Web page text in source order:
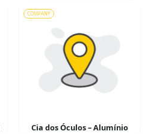
COMPANY
Cia dos Óculos – Alumínio